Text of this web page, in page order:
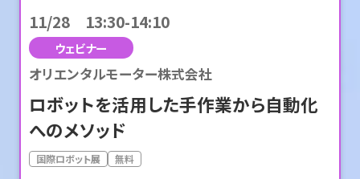
11/28 13:30-14:10
ウェビナー
オリエンタルモーター株式会社
ロボットを活用した手作業から自動化
へのメソッド
国際ロボット展 無料